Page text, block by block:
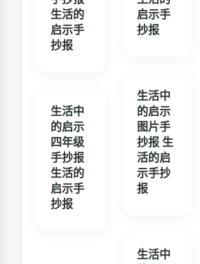
生活的
启示手
抄报
生活中
的启示
四年级
手抄报
生活的
启示手
抄报
启示手
抄报
生活中
的启示
图片手
抄报 生
活的启
示手抄
报
生活中